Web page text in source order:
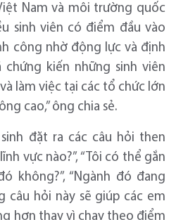
Nam và môi trường quốc
sinh viên có điểm đầu vào
công nhờ động lực và định
chứng kiến những sinh viên
làm việc tại các tổ chức lớn
cao,” ông chia sẻ.
đặt ra các câu hỏi then
vực nào?”, “Tôi có thể gắn
không?”, “Ngành đó đang
câu hỏi này sẽ giúp các em
hơn thay vì chạy theo điểm